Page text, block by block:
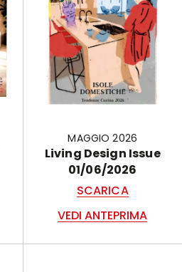
MAGGIO 2026
Living Design Issue
01/06/2026
SCARICA
VEDI ANTEPRIMA